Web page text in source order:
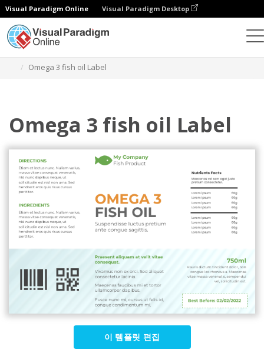
Visual Paradigm Online Visual Paradigm Desktop
Omega 3 fish oil Label
Omega 3 fish oil Label
이 템플릿 편집